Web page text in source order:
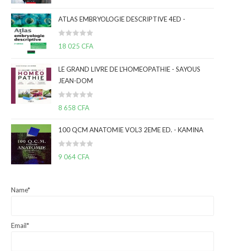
0
s
r
ATLAS EMBRYOLOGIE DESCRIPTIVE 4ED -
N
0
s
u
5
18 025CFA
LE GRAND LIVRE DE L'HOMEOPATHIE - SAYOUS
JEAN-DOM
N
0
s
8 658CFA
100 QCM ANATOMIE VOL3 2EME ED. - KAMINA
N
9 064CFA
Name*
Email*